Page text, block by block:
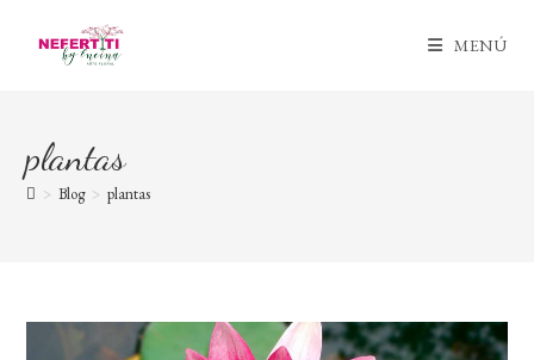
contenido
MENÚ
plantas
> Blog > plantas